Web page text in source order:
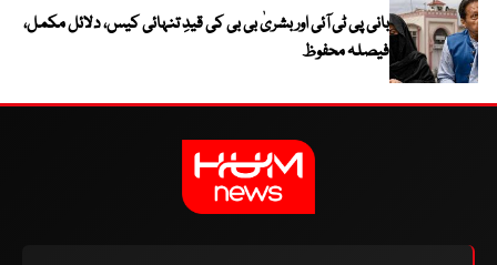
بانی پی ٹی آئی اور بشریٰ بی بی کی قیدِ تنہائی کیس، دلائل مکمل،
فیصلہ محفوظ